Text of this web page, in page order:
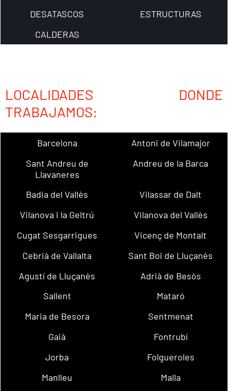
DESATASCOS
ESTRUCTURAS
CALDERAS
LOCALIDADES DONDE
TRABAJAMOS:
Barcelona
Antoni de Vilamajor
Sant Andreu de
Llavaneres
Andreu de la Barca
Badia del Vallès
Vilassar de Dalt
Vilanova i la Geltrú
Vilanova del Vallès
Cugat Sesgarrigues
Vicenç de Montalt
Cebrià de Vallalta
Sant Boi de Lluçanès
Agustí de Lluçanès
Adrià de Besòs
Sallent
Mataró
Maria de Besora
Sentmenat
Gaià
Fontrubí
Jorba
Folgueroles
Manlleu
Malla